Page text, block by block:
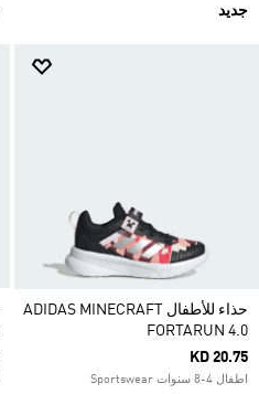
جديد
حذاء للأطفال ADIDAS MINECRAFT
FORTARUN 4.0
KD 20.75
اطفال 4-8 سنوات Sportswear